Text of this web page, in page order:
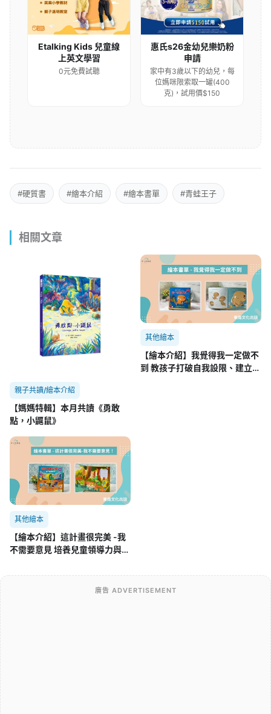
Etalking Kids 兒童線
上英文學習
0元免費試聽
惠氏s26金幼兒樂奶粉
申請
家中有3歲以下的幼兒，每
位媽咪限索取一罐(400
克)，試用價$150
#硬質書 #繪本介紹 #繪本書單 #青蛙王子
相關文章
親子共讀/繪本介紹
【媽媽特輯】本月共讀《勇敢
點，小鼴鼠》
其他繪本
【繪本介紹】我覺得我一定做不
到 教孩子打破自我設限、建立自
其他繪本
【繪本介紹】這計畫很完美 -我
不需要意見 培養兒童領導力與團
廣告 ADVERTISEMENT